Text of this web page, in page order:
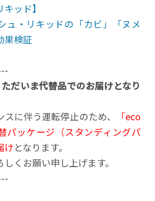
ッド】
ュ・リキッドの「カビ」「ヌメ
果検証
ただいま代替品でのお届けとなり
に伴う運転停止のため、
「eco
パッケージ（スタンディングパ
けとなります。
くお願い申し上げます。